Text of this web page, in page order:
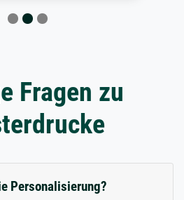
Fragen zu
Personalisierung?